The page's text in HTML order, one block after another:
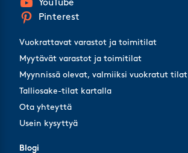
Vuokrattavat varastot ja toimitilat
Myytävät varastot ja toimitilat
Myynnissä olevat, valmiiksi vuokratut tilat
Talliosake-tilat kartalla
Ota yhteyttä
Usein kysyttyä
Blogi
YouTube
Pinterest
Blogi